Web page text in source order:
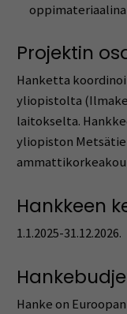
oppimateriaalina
Projektin
Hanketta
yliopistolta
laitokselta.
yliopiston
Hankkeen
1.1.2025-31.12.2026.
Hanke on